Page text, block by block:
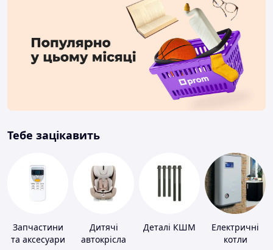
Тебе зацікавить
Запчастини
та аксесуари
Дитячі
автокрісла
Деталі КШМ
Електричні
котли